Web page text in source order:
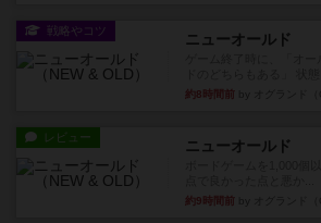
戦略やコツ ニューオールド
約8時間前
レビュー ニューオールド
約9時間前